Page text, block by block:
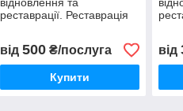
відновлення та
реставрації. Реставрація
від 500₴/послуга
Купити
від